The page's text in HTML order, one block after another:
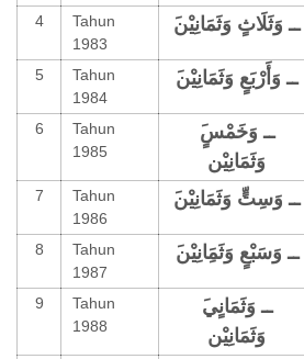
4
Tahun
1983
َــ وَثَلَاثٍ وَثَمَانِيْن
5
Tahun
1984
َــ وَأَرْبَعٍ وَثَمَانِيْن
6
Tahun
1985
وَثَمَانِيْن
7
Tahun
1986
َــ وَسِتٍّ وَثَمَانِيْن
8
Tahun
1987
َــ وَسَبْعٍ وَثَمَِانِيْن
9
Tahun
1988
وَثَمَانِيْن